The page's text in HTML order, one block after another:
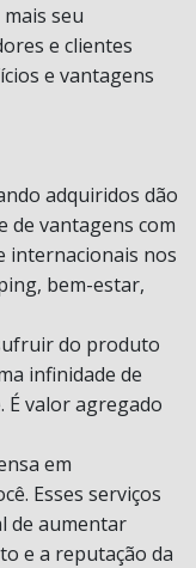
seu
e clientes
e vantagens
adquiridos dão
de vantagens com
internacionais nos
bem-estar,
do produto
infinidade de
É valor agregado
em
Esses serviços
de aumentar
e a reputação da